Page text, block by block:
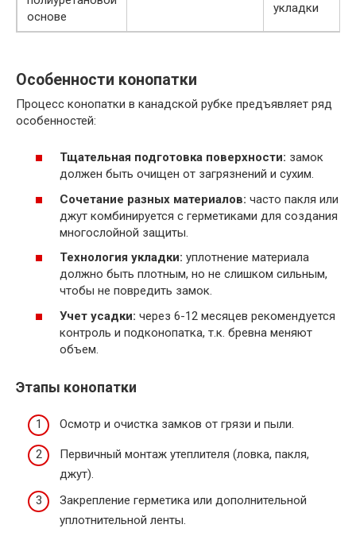
основе
укладки
Особенности конопатки
Процесс конопатки в канадской рубке предъявляет ряд
особенностей:
Тщательная подготовка поверхности: замок
должен быть очищен от загрязнений и сухим.
Сочетание разных материалов: часто пакля или
джут комбинируется с герметиками для создания
многослойной защиты.
Технология укладки: уплотнение материала
должно быть плотным, но не слишком сильным,
чтобы не повредить замок.
Учет усадки: через 6-12 месяцев рекомендуется
контроль и подконопатка, т.к. бревна меняют
объем.
Этапы конопатки
Осмотр и очистка замков от грязи и пыли.
Первичный монтаж утеплителя (ловка, пакля,
джут).
Закрепление герметика или дополнительной
уплотнительной ленты.